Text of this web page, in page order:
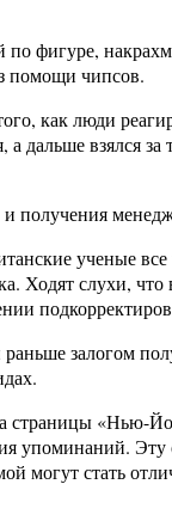
фигуре,
помощи чипсов.
как люди
дальше взялся за
ученые
Ходят слухи,
залогом
страницы «Нью-
упоминаний. Эту
могут стать